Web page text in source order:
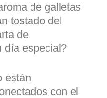
de galletas
tostado del
de
día especial?
están
con el